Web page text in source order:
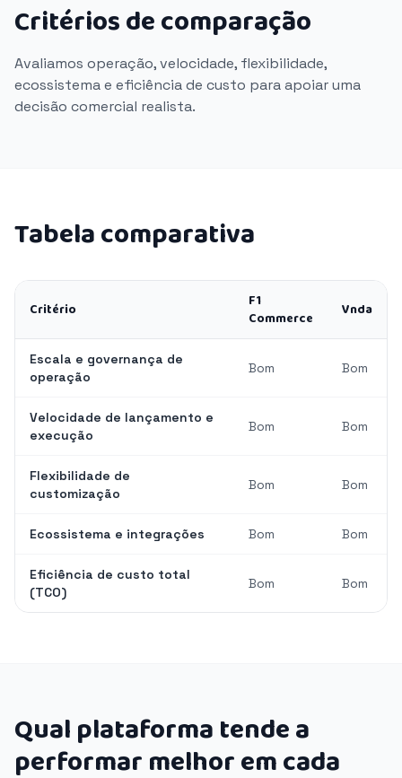
Critérios de comparação
Avaliamos operação, velocidade, flexibilidade,
ecossistema e eficiência de custo para apoiar uma
decisão comercial realista.
Tabela comparativa
Critério
F1
Commerce
Vnda
Escala e governança de
operação
Bom Bom
Velocidade de lançamento e
execução
Bom Bom
Flexibilidade de
customização
Bom Bom
Ecossistema e integrações Bom Bom
Eficiência de custo total
(TCO)
Bom Bom
Qual plataforma tende a
performar melhor em cada